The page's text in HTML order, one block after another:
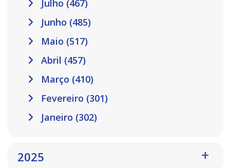
Julho (467)
Junho (485)
Maio (517)
Abril (457)
Março (410)
Fevereiro (301)
Janeiro (302)
2025